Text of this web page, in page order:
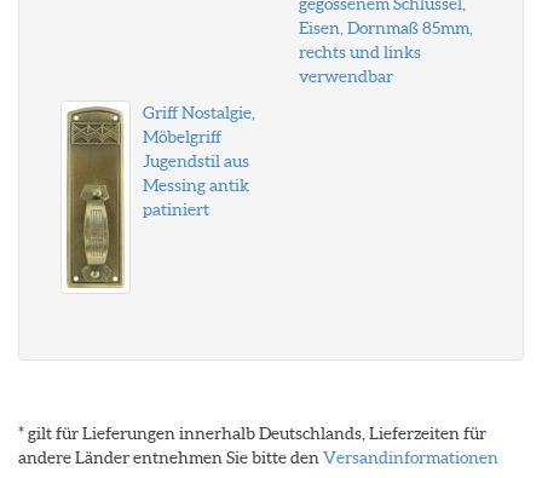
Eisen, Dornmaß 85mm,
rechts und links
verwendbar
Griff Nostalgie,
Möbelgriff
Jugendstil aus
Messing antik
patiniert
* gilt für Lieferungen innerhalb Deutschlands, Lieferzeiten für
andere Länder entnehmen Sie bitte den Versandinformationen